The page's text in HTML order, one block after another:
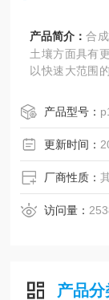
产品简介：合
土壤方面具有
以快速大范围
快速探测地下
用。
产品型号：
更新时间：
厂商性质：
访问量：
产品分